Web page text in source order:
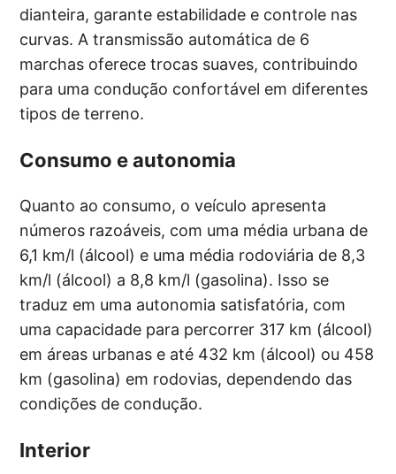
dianteira, garante estabilidade e controle nas
curvas. A transmissão automática de 6
marchas oferece trocas suaves, contribuindo
para uma condução confortável em diferentes
tipos de terreno.
Consumo e autonomia
Quanto ao consumo, o veículo apresenta
números razoáveis, com uma média urbana de
6,1 km/l (álcool) e uma média rodoviária de 8,3
km/l (álcool) a 8,8 km/l (gasolina). Isso se
traduz em uma autonomia satisfatória, com
uma capacidade para percorrer 317 km (álcool)
em áreas urbanas e até 432 km (álcool) ou 458
km (gasolina) em rodovias, dependendo das
condições de condução.
Interior